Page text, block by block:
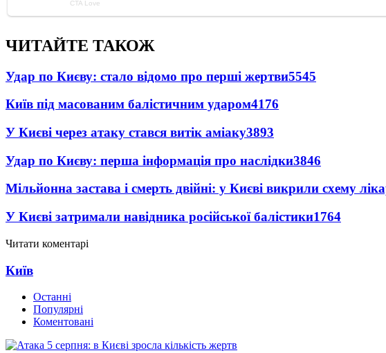
ЧИТАЙТЕ ТАКОЖ
Удар по Києву: стало відомо про перші жертви5545
Київ під масованим балістичним ударом4176
У Києві через атаку стався витік аміаку3893
Удар по Києву: перша інформація про наслідки3846
Мільйонна застава і смерть двійні: у Києві викрили схему
У Києві затримали навідника російської балістики1764
Читати коментарі
Київ
Останні
Популярні
Коментовані